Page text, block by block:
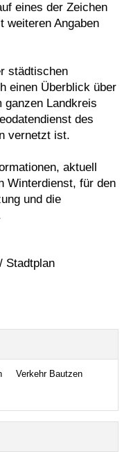
eines der Zeichen
weiteren Angaben
städtischen
einen Überblick über
ganzen Landkreis
des
vernetzt ist.
aktuell
Winterdienst, für den
und die
Stadtplan
Verkehr Bautzen